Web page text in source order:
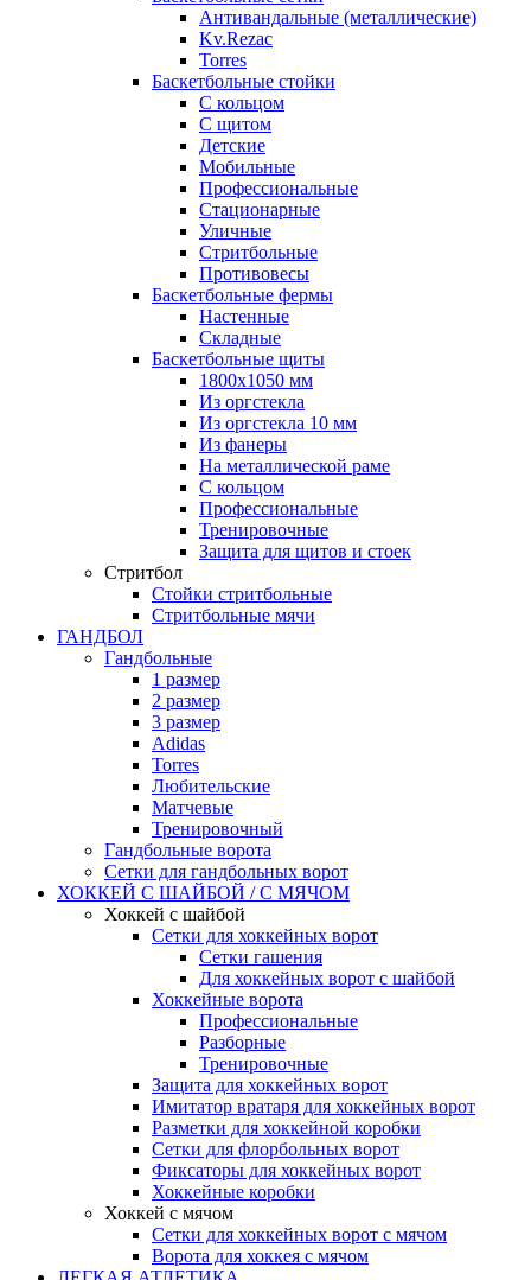
Антивандальные (металлические)
Kv.Rezac
Torres
Баскетбольные стойки
С кольцом
С щитом
Детские
Мобильные
Профессиональные
Стационарные
Уличные
Стритбольные
Противовесы
Баскетбольные фермы
Настенные
Складные
Баскетбольные щиты
1800х1050 мм
Из оргстекла
Из оргстекла 10 мм
Из фанеры
На металлической раме
С кольцом
Профессиональные
Тренировочные
Защита для щитов и стоек
Стритбол
Стойки стритбольные
Стритбольные мячи
ГАНДБОЛ
Гандбольные
1 размер
2 размер
3 размер
Adidas
Torres
Любительские
Матчевые
Тренировочный
Гандбольные ворота
Сетки для гандбольных ворот
ХОККЕЙ С ШАЙБОЙ / С МЯЧОМ
Хоккей с шайбой
Сетки для хоккейных ворот
Сетки гашения
Для хоккейных ворот с шайбой
Хоккейные ворота
Профессиональные
Разборные
Тренировочные
Защита для хоккейных ворот
Имитатор вратаря для хоккейных ворот
Разметки для хоккейной коробки
Сетки для флорбольных ворот
Фиксаторы для хоккейных ворот
Хоккейные коробки
Хоккей с мячом
Сетки для хоккейных ворот с мячом
Ворота для хоккея с мячом